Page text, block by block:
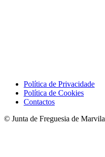
Política de Privacidade
Política de Cookies
Contactos
© Junta de Freguesia de Marvila